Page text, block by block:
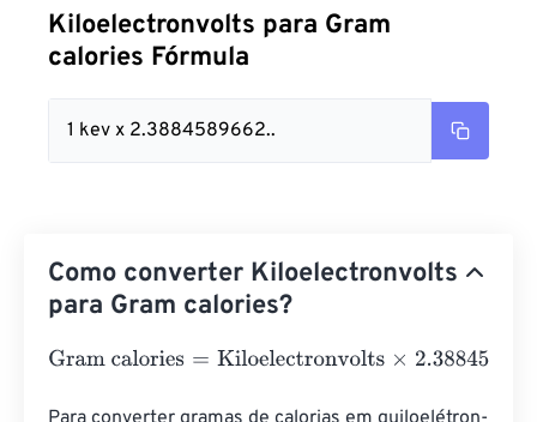
Kiloelectronvolts para Gram
calories Fórmula
1 kev x 2.3884589662..
Como converter Kiloelectronvolts
para Gram calories?
Gram calories=Kiloelectronvolts×2.3884589662755